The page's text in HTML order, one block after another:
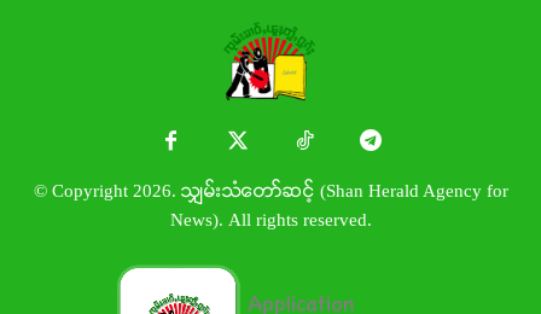
© Copyright 2026. သျှမ်းသံတော်ဆင့် (Shan Herald Agency for
News). All rights reserved.